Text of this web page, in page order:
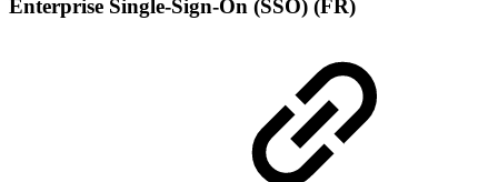
Enterprise Single-Sign-On (SSO) (FR)